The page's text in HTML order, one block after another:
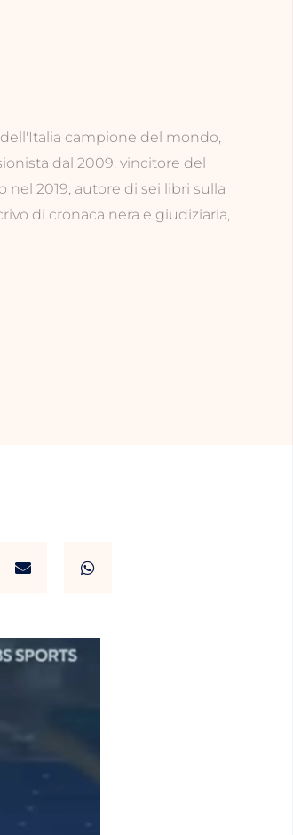
dell'Italia campione del mondo,
dal 2009, vincitore del
nel 2019, autore di sei libri sulla
di cronaca nera e giudiziaria,